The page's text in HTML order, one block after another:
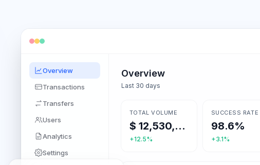
Overview
Transactions
Transfers
Users
Analytics
Settings
Overview
Last 30 days
TOTAL VOLUME
$ 12,530,000
+12.5%
SUCCESS RATE
98.6%
+3.1%